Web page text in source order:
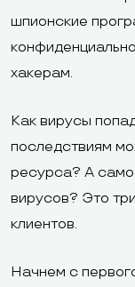
шпионские
хакерам.
Как вирусы
последствиям
ресурса? А
вирусов? Это
клиентов.
Начнем с